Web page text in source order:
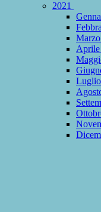
2021
Marzo
Aprile
Luglio